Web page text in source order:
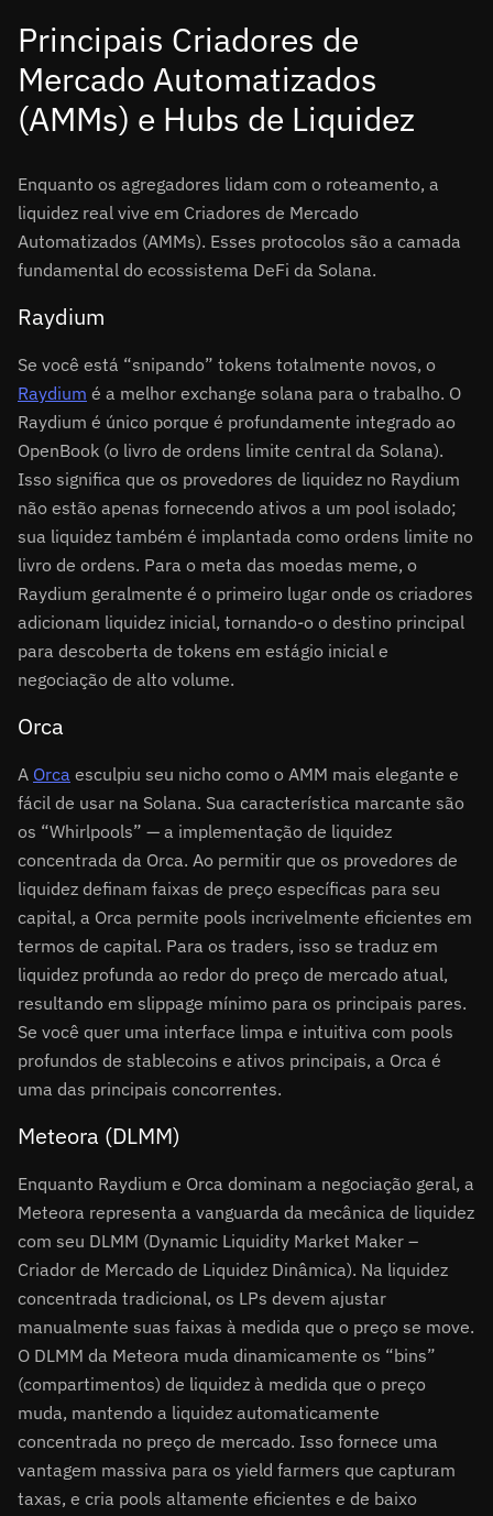
Principais Criadores de
Mercado Automatizados
(AMMs) e Hubs de Liquidez
Enquanto os agregadores lidam com o roteamento, a
liquidez real vive em Criadores de Mercado
Automatizados (AMMs). Esses protocolos são a camada
fundamental do ecossistema DeFi da Solana.
Raydium
Se você está “snipando” tokens totalmente novos, o
Raydium é a melhor exchange solana para o trabalho. O
Raydium é único porque é profundamente integrado ao
OpenBook (o livro de ordens limite central da Solana).
Isso significa que os provedores de liquidez no Raydium
não estão apenas fornecendo ativos a um pool isolado;
sua liquidez também é implantada como ordens limite no
livro de ordens. Para o meta das moedas meme, o
Raydium geralmente é o primeiro lugar onde os criadores
adicionam liquidez inicial, tornando-o o destino principal
para descoberta de tokens em estágio inicial e
negociação de alto volume.
Orca
A Orca esculpiu seu nicho como o AMM mais elegante e
fácil de usar na Solana. Sua característica marcante são
os “Whirlpools” — a implementação de liquidez
concentrada da Orca. Ao permitir que os provedores de
liquidez definam faixas de preço específicas para seu
capital, a Orca permite pools incrivelmente eficientes em
termos de capital. Para os traders, isso se traduz em
liquidez profunda ao redor do preço de mercado atual,
resultando em slippage mínimo para os principais pares.
Se você quer uma interface limpa e intuitiva com pools
profundos de stablecoins e ativos principais, a Orca é
uma das principais concorrentes.
Meteora (DLMM)
Enquanto Raydium e Orca dominam a negociação geral, a
Meteora representa a vanguarda da mecânica de liquidez
com seu DLMM (Dynamic Liquidity Market Maker –
Criador de Mercado de Liquidez Dinâmica). Na liquidez
concentrada tradicional, os LPs devem ajustar
manualmente suas faixas à medida que o preço se move.
O DLMM da Meteora muda dinamicamente os “bins”
(compartimentos) de liquidez à medida que o preço
muda, mantendo a liquidez automaticamente
concentrada no preço de mercado. Isso fornece uma
vantagem massiva para os yield farmers que capturam
taxas, e cria pools altamente eficientes e de baixo